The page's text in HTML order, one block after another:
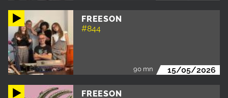
FREESON
#844
90 mn 15/05/2026
FREESON